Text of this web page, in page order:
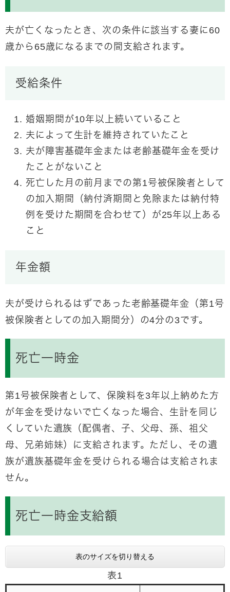
夫が亡くなったとき、次の条件に該当する妻に60
歳から65歳になるまでの間支給されます。
受給条件
婚姻期間が10年以上続いていること
夫によって生計を維持されていたこと
夫が障害基礎年金または老齢基礎年金を受け
たことがないこと
死亡した月の前月までの第1号被保険者として
の加入期間（納付済期間と免除または納付特
例を受けた期間を合わせて）が25年以上ある
こと
年金額
夫が受けられるはずであった老齢基礎年金（第1号
被保険者としての加入期間分）の4分の3です。
死亡一時金
第1号被保険者として、保険料を3年以上納めた方
が年金を受けないで亡くなった場合、生計を同じ
くしていた遺族（配偶者、子、父母、孫、祖父
母、兄弟姉妹）に支給されます。ただし、その遺
族が遺族基礎年金を受けられる場合は支給されま
せん。
死亡一時金支給額
表のサイズを切り替える
表1